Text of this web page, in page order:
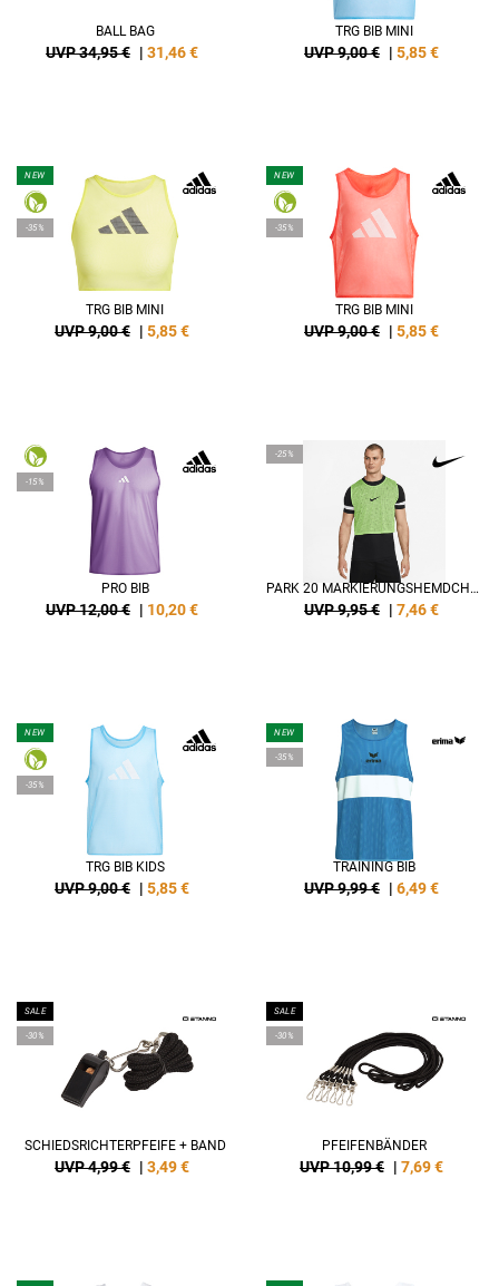
BALL BAG
UVP 34,95 € | 31,46€
TRG BIB MINI
UVP 9,00 € | 5,85€
NEW
-35%
TRG BIB MINI
UVP 9,00 € | 5,85€
NEW
-35%
TRG BIB MINI
UVP 9,00 € | 5,85€
-15%
PRO BIB
UVP 12,00 € | 10,20€
-25%
PARK 20 MARKIERUNGSHEMDCHEN
UVP 9,95 € | 7,46€
NEW
-35%
TRG BIB KIDS
UVP 9,00 € | 5,85€
NEW
-35%
TRAINING BIB
UVP 9,99 € | 6,49€
SALE
-30%
SCHIEDSRICHTERPFEIFE + BAND
UVP 4,99 € | 3,49€
SALE
-30%
PFEIFENBÄNDER
UVP 10,99 € | 7,69€